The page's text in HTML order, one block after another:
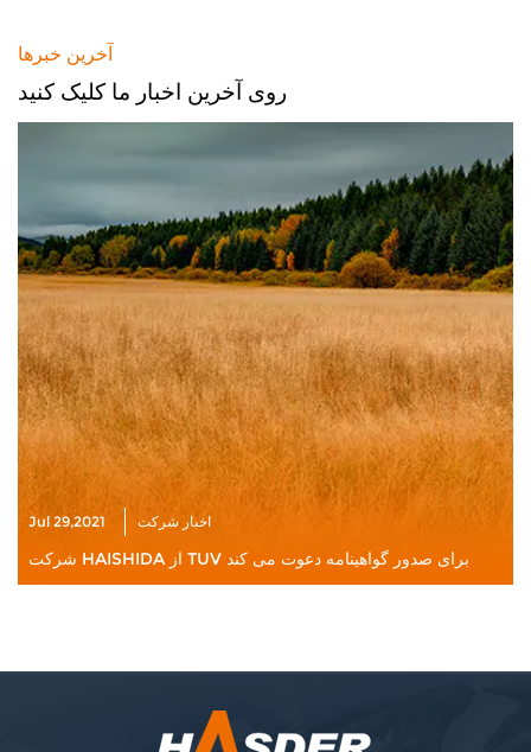
آخرین خبرها
روی آخرین اخبار ما کلیک کنید
Jul 29,2021 اخبار شرکت
شرکت HAISHIDA از TUV برای صدور گواهینامه دعوت می کند